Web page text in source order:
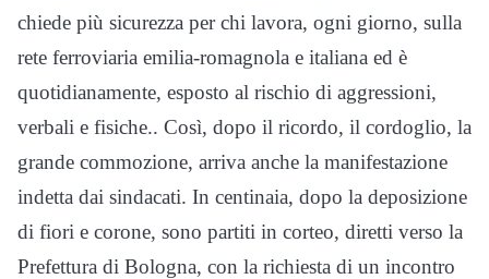
chiede più sicurezza per chi lavora, ogni giorno, sulla
rete ferroviaria emilia-romagnola e italiana ed è
quotidianamente, esposto al rischio di aggressioni,
verbali e fisiche.. Così, dopo il ricordo, il cordoglio, la
grande commozione, arriva anche la manifestazione
indetta dai sindacati. In centinaia, dopo la deposizione
di fiori e corone, sono partiti in corteo, diretti verso la
Prefettura di Bologna, con la richiesta di un incontro